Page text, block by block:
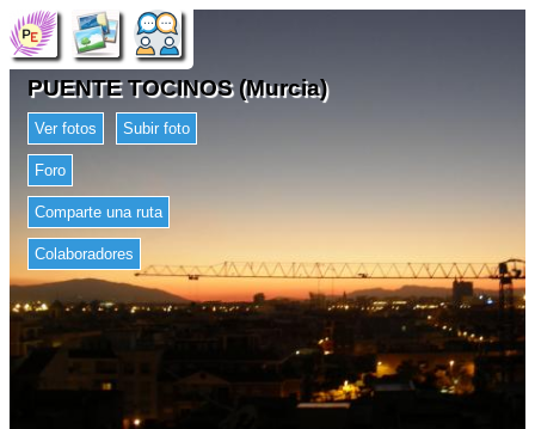
PUENTE TOCINOS (Murcia)
Ver fotos Subir foto
Foro
Comparte una ruta
Colaboradores